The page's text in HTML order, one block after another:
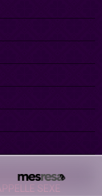
SEXE